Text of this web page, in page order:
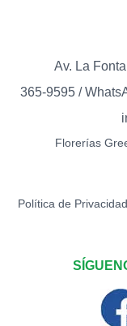
Av. La
365-9595 /
Florerías
Política de